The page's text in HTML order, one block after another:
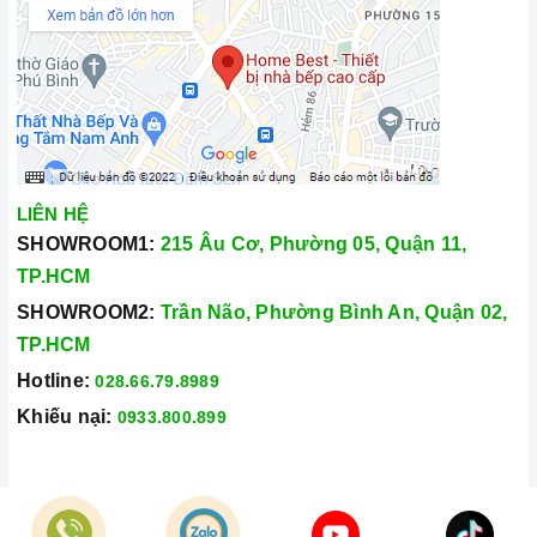
hàng tận tâm và chính sách bảo hành, hậu mãi chuyên nghiệp
nhất.
Xem thêm tại đây:
Home Best Care - Trung tâm bảo trì, sửa
chữa thiết bị nhà bếp cao cấp
LIÊN HỆ
SHOWROOM1: 215 Âu Cơ, Phường 05, Quận 11,
TP.HCM
SHOWROOM2: Trần Não, Phường Bình An, Quận 02,
TP.HCM
Hotline: 028.66.79.8989
Khiếu nại: 0933.800.899
© Bản quyền thuộc vềCông Ty TNHH Home Best Việt Nam